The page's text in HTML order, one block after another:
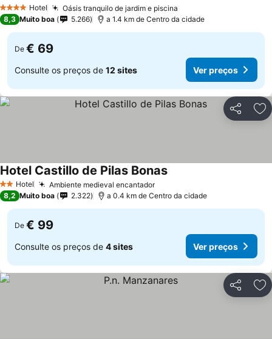
4 EstrelasHotel Oásis tranquilo de jardim e piscina
8,3 Muito boa 5.266 a 1.4 km de Centro da cidade
De € 69
Consulte os preços de 12 sites Ver preços
Partilhar
2 Estrelas
Hotel Ambiente medieval encantadorVer preços
Hotel Castillo de Pilas BonasVer preços
8,2 Muito boa 2.322 a 0.4 km de Centro da cidade
De € 99
Consulte os preços de 4 sites Ver preços
Partilhar